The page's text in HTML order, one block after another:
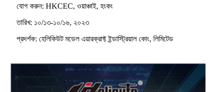
যোগ করুন: HKCEC, ওয়াঞ্চাই, হংকং
তারিখ: ১০/১৩-১০/১৬, ২০২৩
প্রদর্শক: হেলিকিউট মডেল এয়ারক্রাফ্ট ইন্ডাস্ট্রিয়াল কোং, লিমিটেড